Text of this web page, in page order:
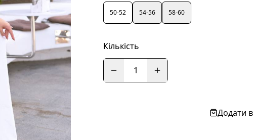
50-52 54-56 58-60
Кількість
1
Додати